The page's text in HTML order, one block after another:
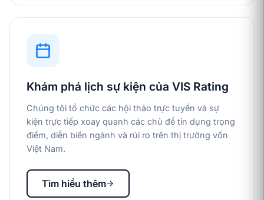
Khám phá lịch sự kiện của VIS Rating
Chúng tôi tổ chức các hội thảo trực tuyến và sự
kiện trực tiếp xoay quanh các chủ đề tín dụng trọng
điểm, diễn biến ngành và rủi ro trên thị trường vốn
Việt Nam.
Tìm hiểu thêm